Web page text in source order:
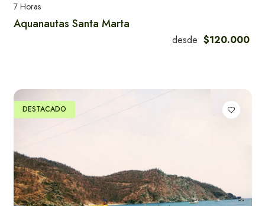
Alquiler de Carros
en Santa Marta
Experiencias más reservas en
7 Horas
Aquanautas Santa Marta
desde $120.000
DESTACADO